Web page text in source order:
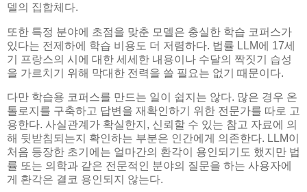
델의 집합체다.
또한 특정 분야에 초점을 맞춘 모델은 충실한 학습 코퍼스가
있다는 전제하에 학습 비용도 더 저렴하다. 법률 LLM에 17세
기 프랑스의 시에 대한 세세한 내용이나 수달의 짝짓기 습성
을 가르치기 위해 막대한 전력을 쓸 필요는 없기 때문이다.
다만 학습용 코퍼스를 만드는 일이 쉽지는 않다. 많은 경우 온
톨로지를 구축하고 답변을 재확인하기 위한 전문가를 따로 고
용한다. 사실관계가 확실한지, 신뢰할 수 있는 참고 자료에 의
해 뒷받침되는지 확인하는 부분은 인간에게 의존한다. LLM이
처음 등장한 초기에는 얼마간의 환각이 용인되기도 했지만 법
률 또는 의학과 같은 전문적인 분야의 질문을 하는 사용자에
게 환각은 결코 용인되지 않는다.